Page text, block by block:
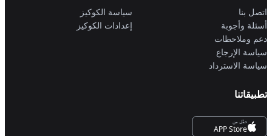
اتصل بنا
أسئلة وأجوبة
دعم وملاحظات
سياسة الإرجاع
سياسة الاسترداد
سياسة الكوكيز
إعدادات الكوكيز
تطبيقاتنا
حمِّل من
APP Store